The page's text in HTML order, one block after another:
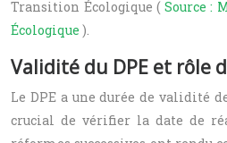
Transition Écologique ( Source :
Écologique ).
Validité du DPE et rôle
Le DPE a une durée de validité
crucial de vérifier la date de